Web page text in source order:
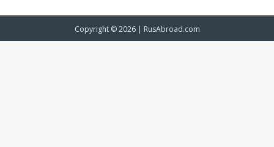
Copyright © 2026 | RusAbroad.com